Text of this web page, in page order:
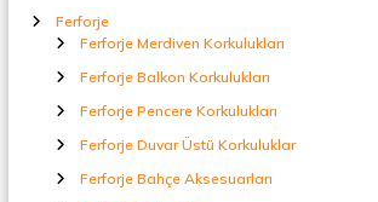
Ferforje
Ferforje Merdiven Korkulukları
Ferforje Balkon Korkulukları
Ferforje Pencere Korkulukları
Ferforje Duvar Üstü Korkuluklar
Ferforje Bahçe Aksesuarları